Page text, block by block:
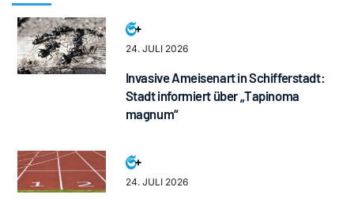
24. JULI 2026
Invasive Ameisenart in Schifferstadt:
Stadt informiert über „Tapinoma
magnum“
24. JULI 2026